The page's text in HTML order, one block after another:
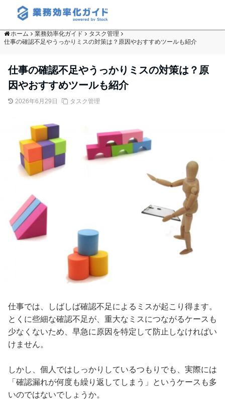
ホーム 業務効率化ガイド
タスク管理
仕事の確認不足やうっかりミスの対策は？原因やおすすめツールも紹介
仕事の確認不足やうっかりミスの対策は？原
因やおすすめツールも紹介
2026年6月29日 タスク管理
仕事では、しばしば確認不足によるミスが起こり得ます。
とくに些細な確認不足が、重大なミスにつながるケースも
少なくないため、早急に原因を特定して防止しなければい
けません。
しかし、個人ではしっかりしているつもりでも、実際には
「確認漏れが何度も繰り返してしまう」というケースも多
いのではないでしょうか。